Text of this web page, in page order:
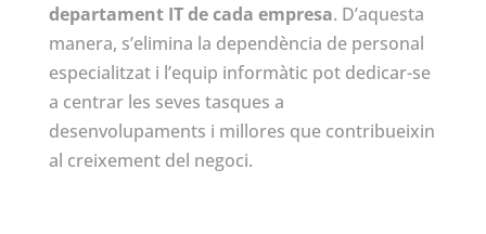
departament IT de cada empresa. D’aquesta
manera, s’elimina la dependència de personal
especialitzat i l’equip informàtic pot dedicar-se
a centrar les seves tasques a
desenvolupaments i millores que contribueixin
al creixement del negoci.